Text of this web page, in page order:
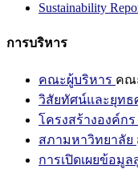
Sustainability
การบริหาร
คณะผู้บริหาร คณ
วิสัยทัศน์และยุทธ
โครงสร้างองค์กร
สภามหาวิทยาลัย
การเปิดเผยข้อมู